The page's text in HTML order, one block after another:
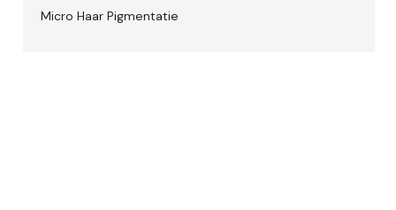
Micro Haar Pigmentatie